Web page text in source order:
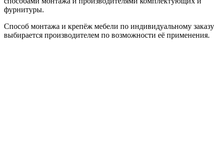
фурнитуры.
Способ монтажа и крепёж мебели по индивидуальному заказу
выбирается производителем по возможности её применения.